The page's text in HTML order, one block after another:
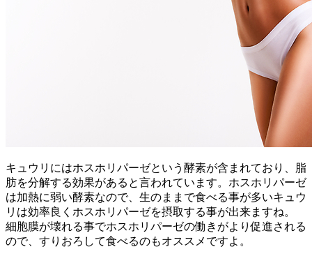
キュウリにはホスホリパーゼという酵素が含まれており、脂
肪を分解する効果があると言われています。ホスホリパーゼ
は加熱に弱い酵素なので、生のままで食べる事が多いキュウ
リは効率良くホスホリパーゼを摂取する事が出来ますね。
細胞膜が壊れる事でホスホリパーゼの働きがより促進される
ので、すりおろして食べるのもオススメですよ。